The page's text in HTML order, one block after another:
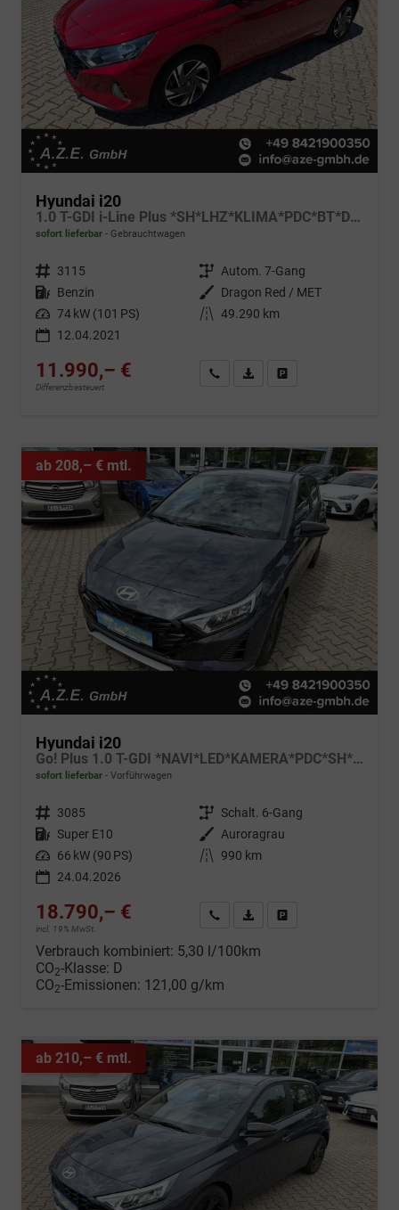
Hyundai i20
1.0 T-GDI i-Line Plus *SH*LHZ*KLIMA*PDC*BT*DAB*AHK*
sofort lieferbar Gebrauchtwagen
Fahrzeugnr. 3115 Getriebe Autom. 7-Gang
Kraftstoff Benzin Außenfarbe Dragon Red / MET
Leistung 74 kW (101 PS) Kilometerstand 49.290 km
12.04.2021
11.990,– €
Differenzbesteuert
Wir rufen Sie anFahrzeugexposé (PDF)
ab 208,– € mtl.
Hyundai i20
Go! Plus 1.0 T-GDI *NAVI*LED*KAMERA*PDC*SH*LHZ*2026!
sofort lieferbar Vorführwagen
Fahrzeugnr. 3085 Getriebe Schalt. 6-Gang
Kraftstoff Super E10 Außenfarbe Auroragrau
Leistung 66 kW (90 PS) Kilometerstand
990 km
24.04.2026
18.790,– €
incl. 19% MwSt.
Wir rufen Sie anFahrzeugexposé (PDF)
Verbrauch kombiniert: 5,30 l/100km
CO2-Klasse: D
CO2-Emissionen: 121,00 g/km
ab 210,– € mtl.